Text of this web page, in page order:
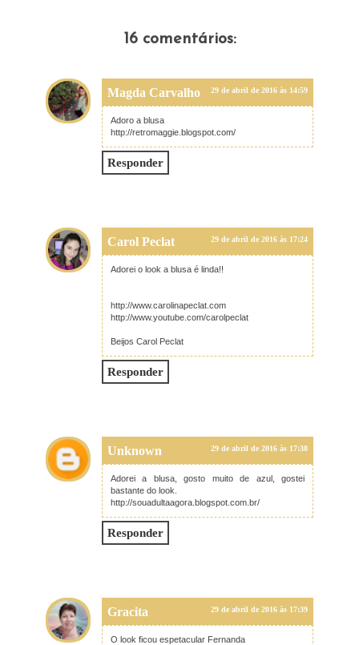
16 comentários:
Magda Carvalho 29 de abril de 2016 às 14:59
Adoro a blusa
http://retromaggie.blogspot.com/
Responder
Carol Peclat 29 de abril de 2016 às 17:24
Adorei o look a blusa é linda!!
http://www.carolinapeclat.com
http://www.youtube.com/carolpeclat
Beijos Carol Peclat
Responder
Unknown 29 de abril de 2016 às 17:38
Adorei a blusa, gosto muito de azul, gostei
bastante do look.
http://souadultaagora.blogspot.com.br/
Responder
Gracita 29 de abril de 2016 às 17:39
O look ficou espetacular Fernanda